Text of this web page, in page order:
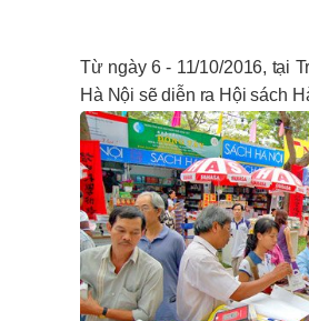
Từ ngày 6 - 11/10/2016, tại
Hà Nội sẽ diễn ra Hội sách